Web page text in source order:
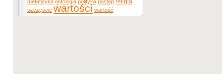
metafizyka ontologia polityka postęp religia
szczęście wartości wartość